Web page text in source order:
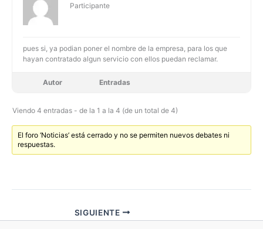
Participante
pues si, ya podian poner el nombre de la empresa, para los que
hayan contratado algun servicio con ellos puedan reclamar.
Autor Entradas
Viendo 4 entradas - de la 1 a la 4 (de un total de 4)
El foro ‘Noticias’ está cerrado y no se permiten nuevos debates ni
respuestas.
SIGUIENTE